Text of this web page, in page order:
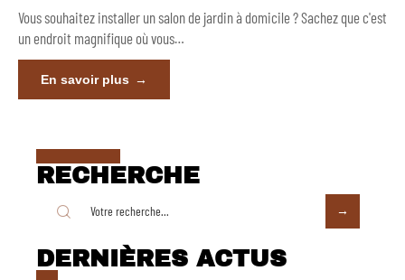
Vous souhaitez installer un salon de jardin à domicile ? Sachez que c'est
un endroit magnifique où vous…
En savoir plus
RECHERCHE
DERNIÈRES ACTUS